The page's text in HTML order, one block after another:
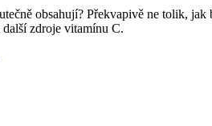
obsahují? Překvapivě ne tolik,
zdroje vitamínu C.